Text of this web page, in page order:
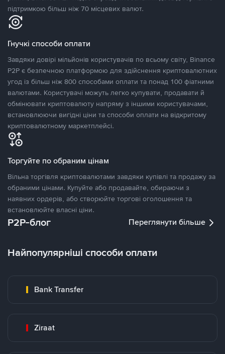
підтримкою більш ніж 70 місцевих валют.
Гнучкі способи оплати
Завдяки довірі мільйонів користувачів по всьому світу, Binance
P2P є безпечною платформою для здійснення криптовалютних
угод із більш ніж 800 способами оплати та понад 100 фіатними
валютами. Користувачі можуть легко купувати, продавати й
обмінювати криптовалюту напряму з іншими користувачами,
встановлюючи вигідні ціни та способи оплати на відкритому
криптовалютному маркетплейсі.
Торгуйте по обраним цінам
Вільна торгівля криптовалютами завдяки купівлі та продажу за
обраними цінами. Купуйте або продавайте, обираючи з
наявних ордерів, або створюйте торгові оголошення та
встановлюйте власні ціни.
P2P-блог Переглянути більше
Найпопулярніші способи оплати
Bank Transfer
Ziraat